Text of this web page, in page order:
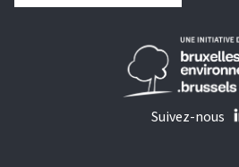
Suivez-nous